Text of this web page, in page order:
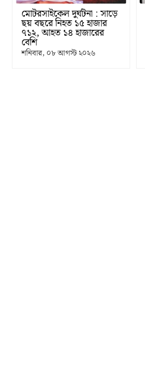
মোটরসাইকেল দুর্ঘটনা : সাড়ে
ছয় বছরে নিহত ১৫ হাজার
৭১২, আহত ১৪ হাজারের
বেশি
শনিবার, ০৮ আগস্ট ২০২৬